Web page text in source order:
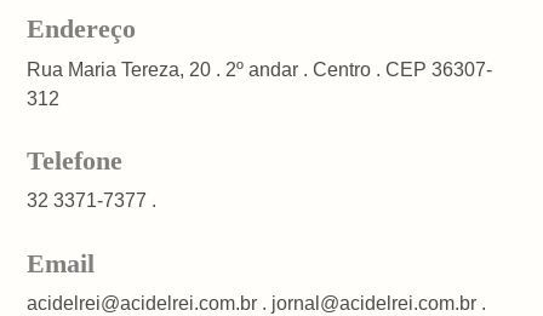
Endereço
Rua Maria Tereza, 20 . 2º andar . Centro . CEP 36307-
312
Telefone
32 3371-7377 .
Email
acidelrei@acidelrei.com.br . jornal@acidelrei.com.br .